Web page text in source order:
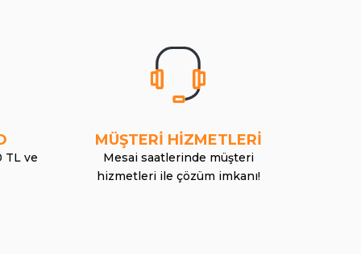
TL ve
MÜŞTERİ HİZMETLERİ
Mesai saatlerinde müşteri
hizmetleri ile çözüm imkanı!